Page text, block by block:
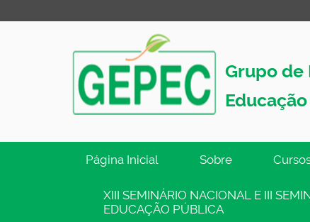
Grupo de
Página Inicial Sobre
XIII SEMINÁRIO NACIONAL E III
EDUCAÇÃO PÚBLICA